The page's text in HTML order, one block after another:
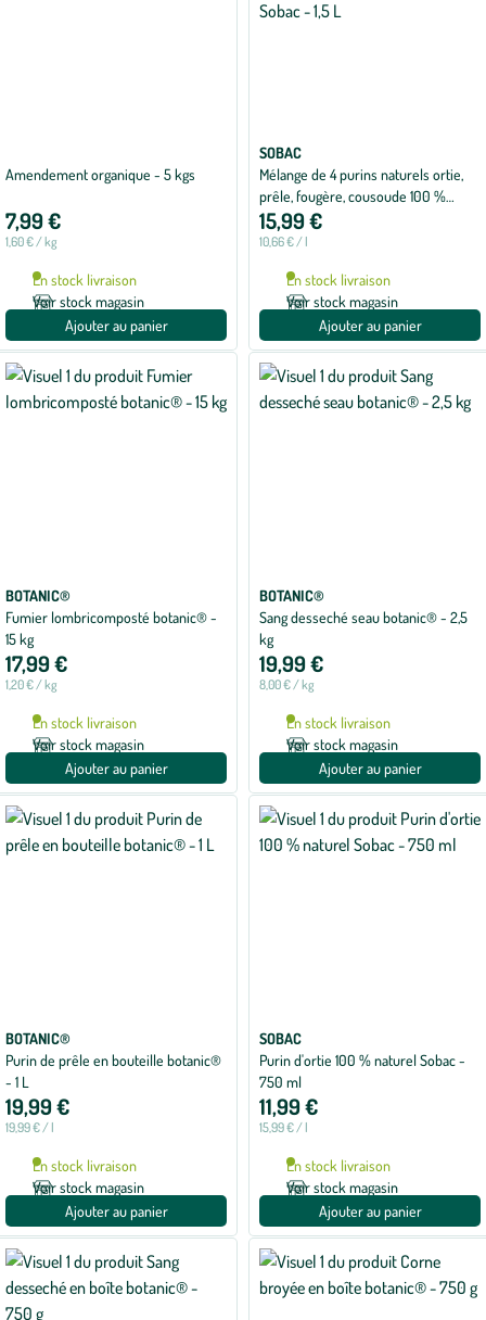
Amendement organique - 5 kgs
7,99 €
1,60 € / kg
En stock livraison
Voir stock magasin
Ajouter au panier
SOBAC
Mélange de 4 purins naturels ortie,
prêle, fougère, cousoude 100 %
naturel Sobac - 1,5 L
15,99 €
10,66 € / l
En stock livraison
Voir stock magasin
Ajouter au panier
BOTANIC®
Fumier lombricomposté botanic® -
15 kg
17,99 €
1,20 € / kg
En stock livraison
Voir stock magasin
Ajouter au panier
BOTANIC®
Sang desseché seau botanic® - 2,5
kg
19,99 €
8,00 € / kg
En stock livraison
Voir stock magasin
Ajouter au panier
BOTANIC®
Purin de prêle en bouteille botanic®
- 1 L
19,99 €
19,99 € / l
En stock livraison
Voir stock magasin
Ajouter au panier
SOBAC
Purin d'ortie 100 % naturel Sobac -
750 ml
11,99 €
15,99 € / l
En stock livraison
Voir stock magasin
Ajouter au panier